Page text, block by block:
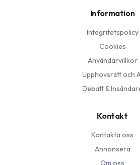
Information
Integritetspolicy
Cookies
Användarvillkor
Upphovsrätt och
Debatt &
Kontakt
Kontakta oss
Annonsera
Om oss